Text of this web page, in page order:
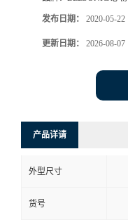
发布日期： 2020-05-22
更新日期： 2026-08-07
产品详请
外型尺寸
货号